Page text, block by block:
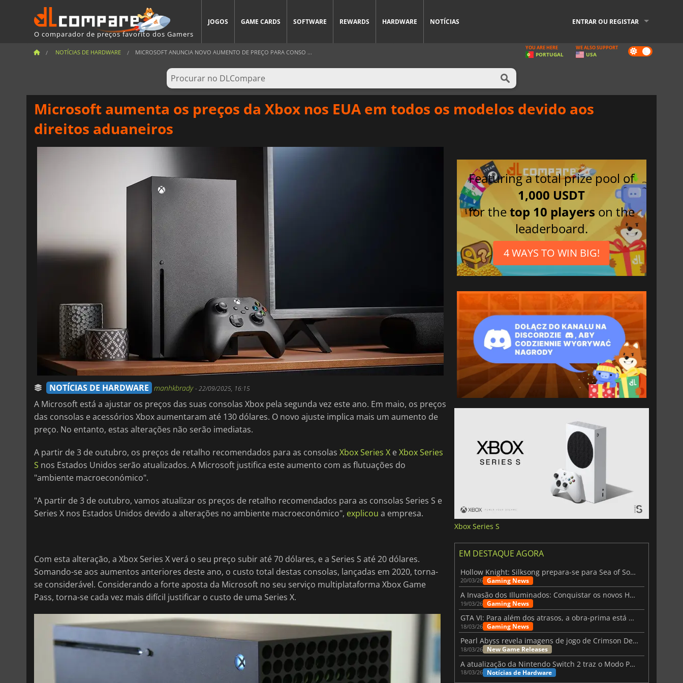
O comparador de preços favorito dos Gamers
JOGOS GAME CARDS SOFTWARE REWARDS HARDWARE NOTÍCIAS ENTRAR OU REGISTAR
NOTÍCIAS DE HARDWARE MICROSOFT ANUNCIA NOVO AUMENTO DE PREÇO PARA CONSO ... Dark
mode
YOU ARE HERE
PORTUGAL
WE ALSO SUPPORT
USA
Microsoft aumenta os preços da Xbox nos EUA em todos os modelos devido aos
direitos aduaneiros
NOTÍCIAS DE HARDWARE manhkbrady-22/09/2025, 16:15
A Microsoft está a ajustar os preços das suas consolas Xbox pela segunda vez este ano. Em maio, os preços
das consolas e acessórios Xbox aumentaram até 130 dólares. O novo ajuste implica mais um aumento de
preço. No entanto, estas alterações não serão imediatas.
A partir de 3 de outubro, os preços de retalho recomendados para as consolas Xbox Series X eXbox Series
S nos Estados Unidos serão atualizados. A Microsoft justifica este aumento com as flutuações do
"ambiente macroeconómico".
"A partir de 3 de outubro, vamos atualizar os preços de retalho recomendados para as consolas Series S e
Series X nos Estados Unidos devido a alterações no ambiente macroeconómico", explicou a empresa.
Com esta alteração, a Xbox Series X verá o seu preço subir até 70 dólares, e a Series S até 20 dólares.
Somando-se aos aumentos anteriores deste ano, o custo total destas consolas, lançadas em 2020, torna-
se considerável. Considerando a forte aposta da Microsoft no seu serviço multiplataforma Xbox Game
Pass, torna-se cada vez mais difícil justificar o custo de uma Series X.
Featuring a total prize pool of
1,000 USDT
for thetop 10 players on the
leaderboard.
4 WAYS TO WIN BIG!
Xbox Series S
EM DESTAQUE AGORA
Hollow Knight: Silksong prepara-se para Sea of Sorrow com um patch
20/03/26 Gaming News
A Invasão dos Illuminados: Conquistar os novos Helldivers 2 Atualização!
19/03/26 Gaming News
GTA VI: Para além dos atrasos, a obra-prima está quase a chegar
18/03/26 Gaming News
Pearl Abyss revela imagens de jogo de Crimson Desert para a PS5
18/03/26 New Game Releases
A atualização da Nintendo Switch 2 traz o Modo Portátil aos jogos mais antigos da Switch
18/03/26 Notícias de Hardware